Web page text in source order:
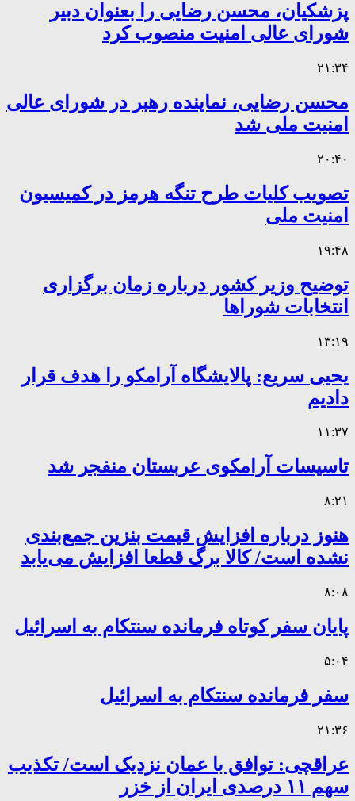
پزشکیان، محسن رضایی را بعنوان دبیر
شورای عالی امنیت منصوب کرد
۲۱:۳۴
محسن رضایی، نماینده رهبر در شورای عالی
امنیت ملی شد
۲۰:۴۰
تصویب کلیات طرح تنگه هرمز در کمیسیون
امنیت ملی
۱۹:۴۸
توضیح وزیر کشور درباره زمان برگزاری
انتخابات شوراها
۱۳:۱۹
یحیی سریع: پالایشگاه آرامکو را هدف قرار
دادیم
۱۱:۳۷
تاسیسات آرامکوی عربستان منفجر شد
۸:۲۱
هنوز درباره افزایش قیمت بنزین جمع‌بندی
نشده است/ کالا برگ قطعا افزایش می‌یابد
۸:۰۸
پایان سفر کوتاه فرمانده سنتکام به اسرائیل
۵:۰۴
سفر فرمانده سنتکام به اسرائیل
۲۱:۳۶
عراقچی: توافق با عمان نزدیک است/ تکذیب
سهم ۱۱ درصدی ایران از خزر